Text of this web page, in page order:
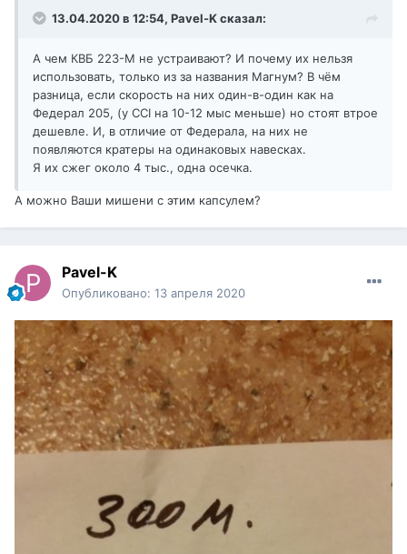
13.04.2020 в 12:54, Pavel-Kсказал:
А чем КВБ 223-М не устраивают? И почему их нельзя
использовать, только из за названия Магнум? В чём
разница, если скорость на них один-в-один как на
Федерал 205, (у CCI на 10-12 мыс меньше) но стоят втрое
дешевле. И, в отличие от Федерала, на них не
появляются кратеры на одинаковых навесках.
Я их сжег около 4 тыс., одна осечка.
А можно Ваши мишени с этим капсулем?
Pavel-K
Опубликовано: 13 апреля 2020